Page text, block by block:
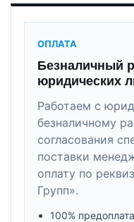
ОПЛАТА
Безналичный
юридических
Работаем с
безналичному
согласования
поставки
оплату по
Групп».
100%